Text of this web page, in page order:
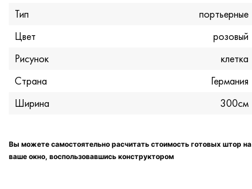
Тип
портьерные
Цвет
розовый
Рисунок
клетка
Страна
Германия
Ширина
300см
Вы можете самостоятельно расчитать стоимость готовых штор на
ваше окно, воспользовавшись конструктором